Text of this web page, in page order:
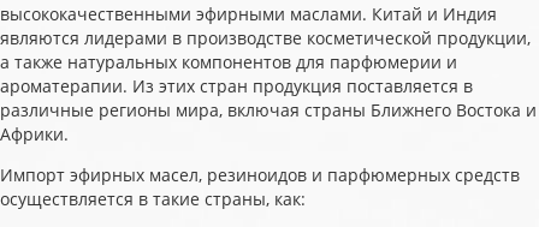
высококачественными эфирными маслами. Китай и Индия
являются лидерами в производстве косметической продукции,
а также натуральных компонентов для парфюмерии и
ароматерапии. Из этих стран продукция поставляется в
различные регионы мира, включая страны Ближнего Востока и
Африки.
Импорт эфирных масел, резиноидов и парфюмерных средств
осуществляется в такие страны, как: